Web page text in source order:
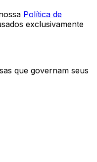
Política de
exclusivamente
que governam seus